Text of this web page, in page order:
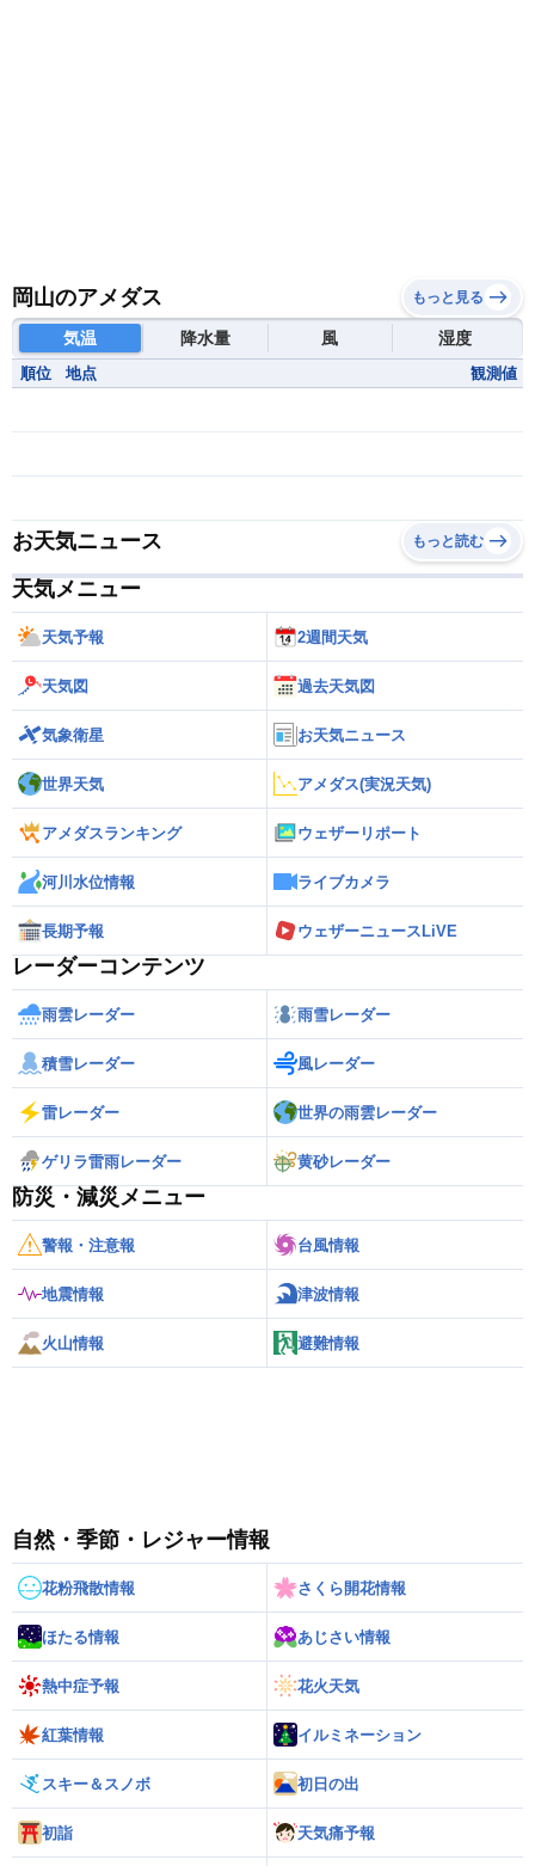
岡山のアメダス もっと見る
気温 降水量 風 湿度
順位 地点 観測値
お天気ニュース もっと読む
天気メニュー
天気予報 2週間天気
天気図 過去天気図
気象衛星 お天気ニュース
世界天気 アメダス(実況天気)
アメダスランキング ウェザーリポート
河川水位情報 ライブカメラ
長期予報 ウェザーニュースLiVE
レーダーコンテンツ
雨雲レーダー 雨雪レーダー
積雪レーダー 風レーダー
雷レーダー 世界の雨雲レーダー
ゲリラ雷雨レーダー 黄砂レーダー
防災・減災メニュー
警報・注意報 台風情報
地震情報 津波情報
火山情報 避難情報
自然・季節・レジャー情報
花粉飛散情報 さくら開花情報
ほたる情報 あじさい情報
熱中症予報 花火天気
紅葉情報 イルミネーション
スキー＆スノボ 初日の出
初詣 天気痛予報